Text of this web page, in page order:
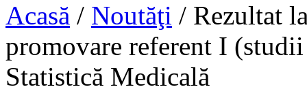
Acasă / Noutăţi / Rezultat
promovare referent I
Statistică Medicală